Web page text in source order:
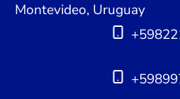
Montevideo, Uruguay